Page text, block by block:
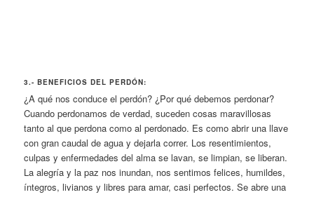
3.- BENEFICIOS DEL PERDÓN:
¿A qué nos conduce el perdón? ¿Por qué debemos perdonar?
Cuando perdonamos de verdad, suceden cosas maravillosas
tanto al que perdona como al perdonado. Es como abrir una llave
con gran caudal de agua y dejarla correr. Los resentimientos,
culpas y enfermedades del alma se lavan, se limpian, se liberan.
La alegría y la paz nos inundan, nos sentimos felices, humildes,
íntegros, livianos y libres para amar, casi perfectos. Se abre una